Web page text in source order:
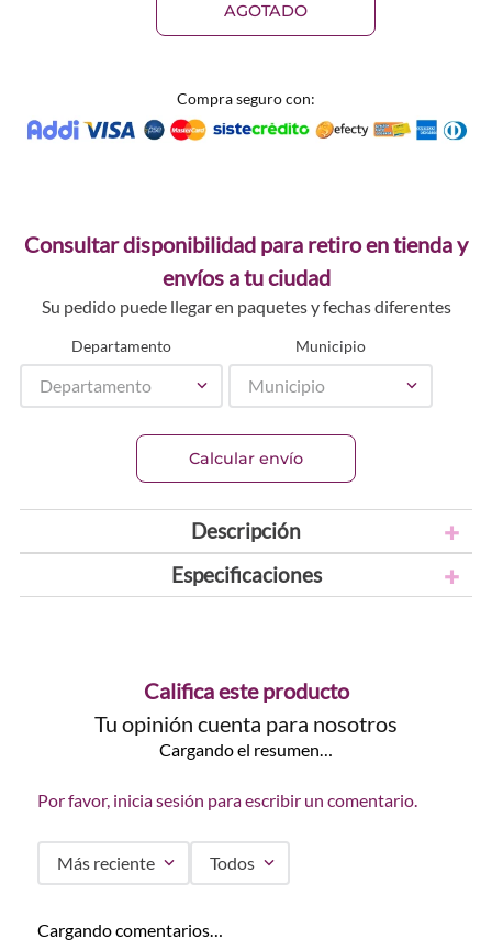
AGOTADO
Compra seguro con:
Consultar disponibilidad para retiro en tienda y
envíos a tu ciudad
Su pedido puede llegar en paquetes y fechas diferentes
Departamento
Departamento
Municipio
Municipio
Calcular envío
Descripción
Especificaciones
Califica este producto
Tu opinión cuenta para nosotros
Cargando el resumen…
Por favor, inicia sesión para escribir un comentario.
Más reciente Todos
Cargando comentarios…